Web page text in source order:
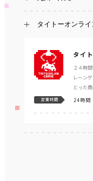
タイトーオンラ
タイ
２４時
レーン
とった
営業時間 24時間